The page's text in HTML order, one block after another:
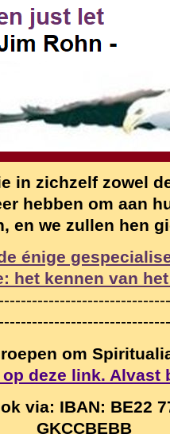
in zichzelf zowel
hebben om aan
en we zullen hen
énige
het kennen van
om
deze link. Alvast
via: IBAN: BE22
GKCCBEBB